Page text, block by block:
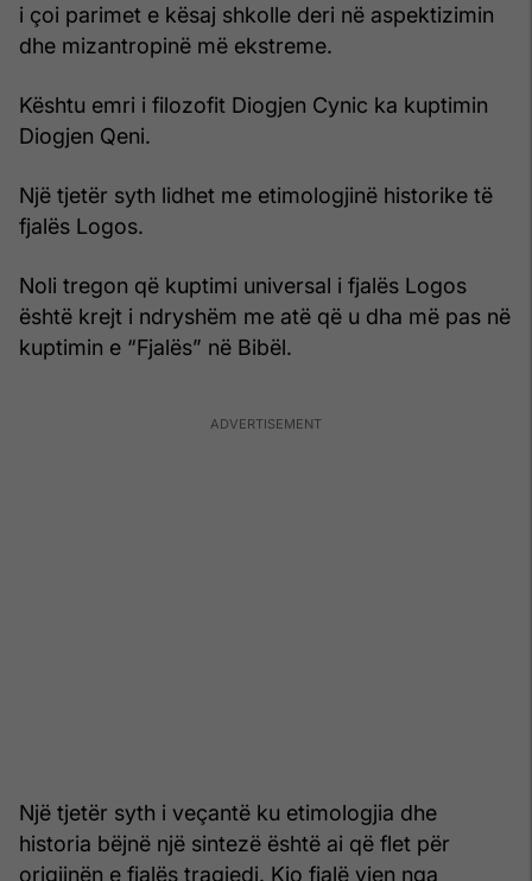
i çoi parimet e kësaj shkolle deri në aspektizimin
dhe mizantropinë më ekstreme.
Kështu emri i filozofit Diogjen Cynic ka kuptimin
Diogjen Qeni.
Një tjetër syth lidhet me etimologjinë historike të
fjalës Logos.
Noli tregon që kuptimi universal i fjalës Logos
është krejt i ndryshëm me atë që u dha më pas në
kuptimin e “Fjalës” në Bibël.
Një tjetër syth i veçantë ku etimologjia dhe
historia bëjnë një sintezë është ai që flet për
origjinën e fjalës tragjedi. Kjo fjalë vjen nga